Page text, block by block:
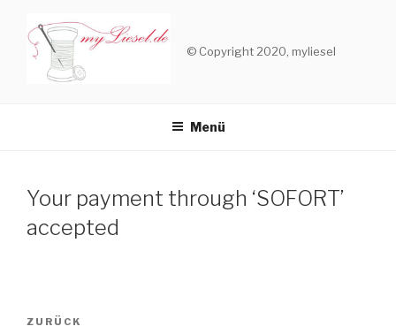
Inhalt
springen
© Copyright 2020, myliesel
Menü
Your payment through ‘SOFORT’
accepted
Beitragsnavigation
Vorheriger
ZURÜCK